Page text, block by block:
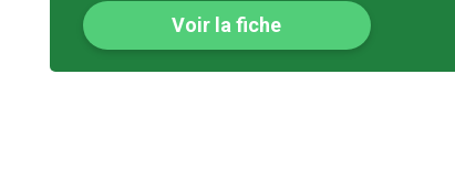
Voir la fiche